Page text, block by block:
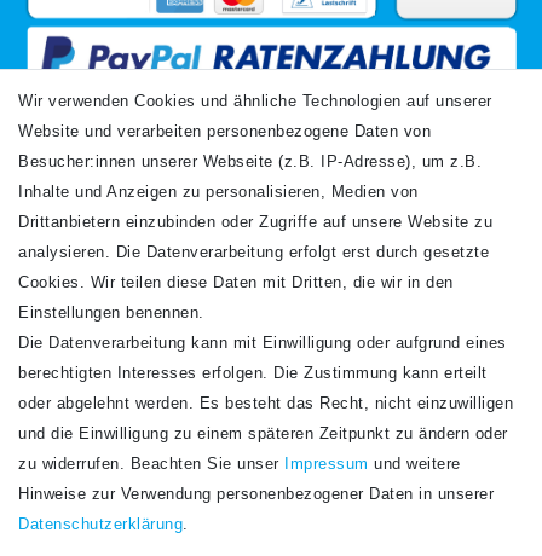
VERSANDARTEN
Newsletter
Honig
Hiermit bestätige ich, dass ich dieDaten­schutz­erklärunggelesen habe. Meine
Wir verwenden Cookies und ähnliche Technologien auf unserer
Website und verarbeiten personenbezogene Daten von
Besucher:innen unserer Webseite (z.B. IP-Adresse), um z.B.
Inhalte und Anzeigen zu personalisieren, Medien von
Drittanbietern einzubinden oder Zugriffe auf unsere Website zu
analysieren. Die Datenverarbeitung erfolgt erst durch gesetzte
Cookies. Wir teilen diese Daten mit Dritten, die wir in den
Einstellungen benennen.
Die Datenverarbeitung kann mit Einwilligung oder aufgrund eines
berechtigten Interesses erfolgen. Die Zustimmung kann erteilt
oder abgelehnt werden. Es besteht das Recht, nicht einzuwilligen
und die Einwilligung zu einem späteren Zeitpunkt zu ändern oder
zu widerrufen. Beachten Sie unser
Impressum und weitere
Hinweise zur Verwendung personenbezogener Daten in unserer
Daten­schutz­erklärung.